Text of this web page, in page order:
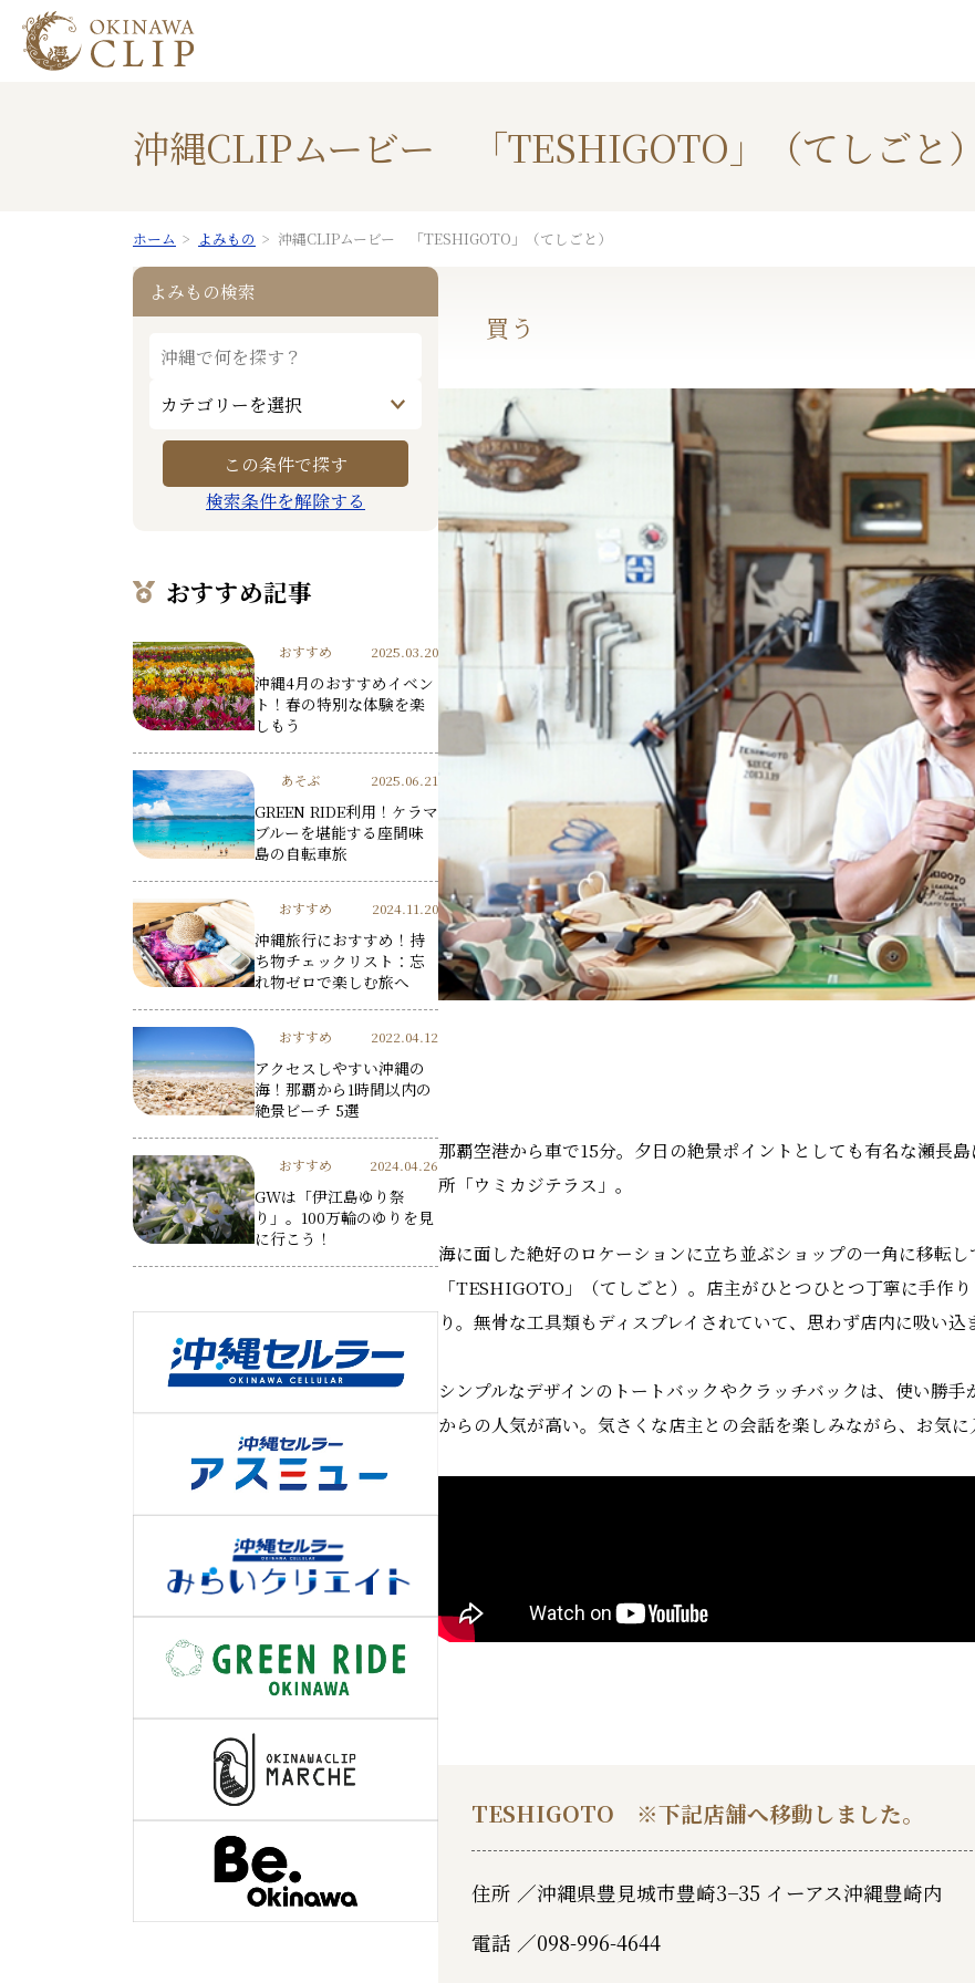
沖縄CLIPムービー 「TESHIGOTO」（てしごと）
ホーム よみもの 沖縄CLIPムービー 「TESHIGOTO」（てしごと）
買う
那覇空港から車で15分。夕日の絶景ポイントとしても有名な瀬長
所「ウミカジテラス」。
海に面した絶好のロケーションに立ち並ぶショップの一角に移転
「TESHIGOTO」（てしごと）。店主がひとつひとつ丁寧に手作
り。無骨な工具類もディスプレイされていて、思わず店内に吸い込
シンプルなデザインのトートバックやクラッチバックは、使い勝
からの人気が高い。気さくな店主との会話を楽しみながら、お気
TESHIGOTO ※下記店舗へ移動しました。
住所 ／沖縄県豊見城市豊崎3−35 イーアス沖縄豊崎内
電話 ／098-996-4644
よみもの検索
検索条件を解除する
おすすめ記事
おすすめ 2025.03.20
沖縄4月のおすすめイベン
ト！春の特別な体験を楽
しもう
あそぶ 2025.06.21
GREEN RIDE利用！ケラマ
ブルーを堪能する座間味
島の自転車旅
おすすめ 2024.11.20
沖縄旅行におすすめ！持
ち物チェックリスト：忘
れ物ゼロで楽しむ旅へ
おすすめ 2022.04.12
アクセスしやすい沖縄の
海！那覇から1時間以内の
絶景ビーチ 5選
おすすめ 2024.04.26
GWは「伊江島ゆり祭
り」。100万輪のゆりを見
に行こう！